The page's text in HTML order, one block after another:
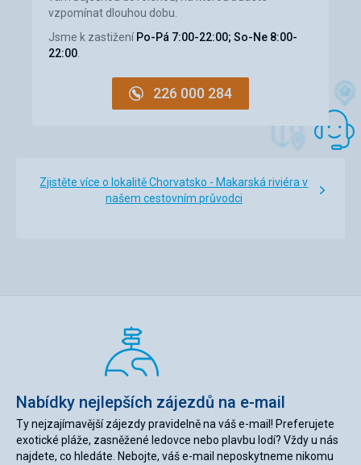
vzpomínat dlouhou dobu.
Jsme k zastižení Po-Pá 7:00-22:00; So-Ne 8:00-
22:00
226 000 284
Zjistěte více o lokalitě Chorvatsko - Makarská riviéra v
našem cestovním průvodci
Nabídky nejlepších zájezdů na e-mail
Ty nejzajímavější zájezdy pravidelně na váš e-mail! Preferujete
exotické pláže, zasněžené ledovce nebo plavbu lodí? Vždy u nás
najdete, co hledáte. Nebojte, váš e-mail neposkytneme nikomu